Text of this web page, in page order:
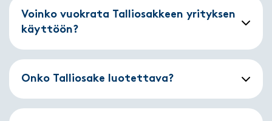
Voinko vuokrata Talliosakkeen yrityksen
käyttöön?
Onko Talliosake luotettava?